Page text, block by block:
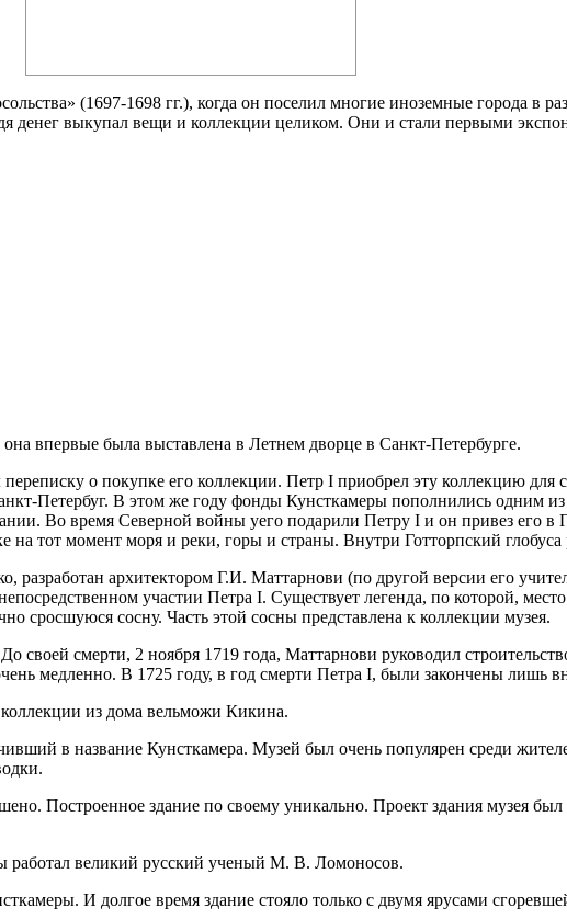
(1697-1698 гг.), когда он поселил многие иноземные города в
денег выкупал вещи и коллекции целиком. Они и стали первыми
впервые была выставлена в Летнем дворце в Санкт-Петербурге.
о покупке его коллекции. Петр I приобрел эту коллекцию для
Петербуг. В этом же году фонды Кунсткамеры пополнились одним
Во время Северной войны уего подарили Петру I и он привез его в
на тот момент моря и реки, горы и страны. Внутри Готторпский
разработан архитектором Г.И. Маттарнови (по другой версии его
участии Петра I. Существует легенда, по которой,
сросшуюся сосну. Часть этой сосны представлена к коллекции музея.
смерти, 2 ноября 1719 года, Маттарнови руководил
медленно. В 1725 году, в год смерти Петра I, были закончены лишь
из дома вельможи Кикина.
в название Кунсткамера. Музей был очень популярен среди
Построенное здание по своему уникально. Проект здания музея был
работал великий русский ученый М. В. Ломоносов.
И долгое время здание стояло только с двумя ярусами